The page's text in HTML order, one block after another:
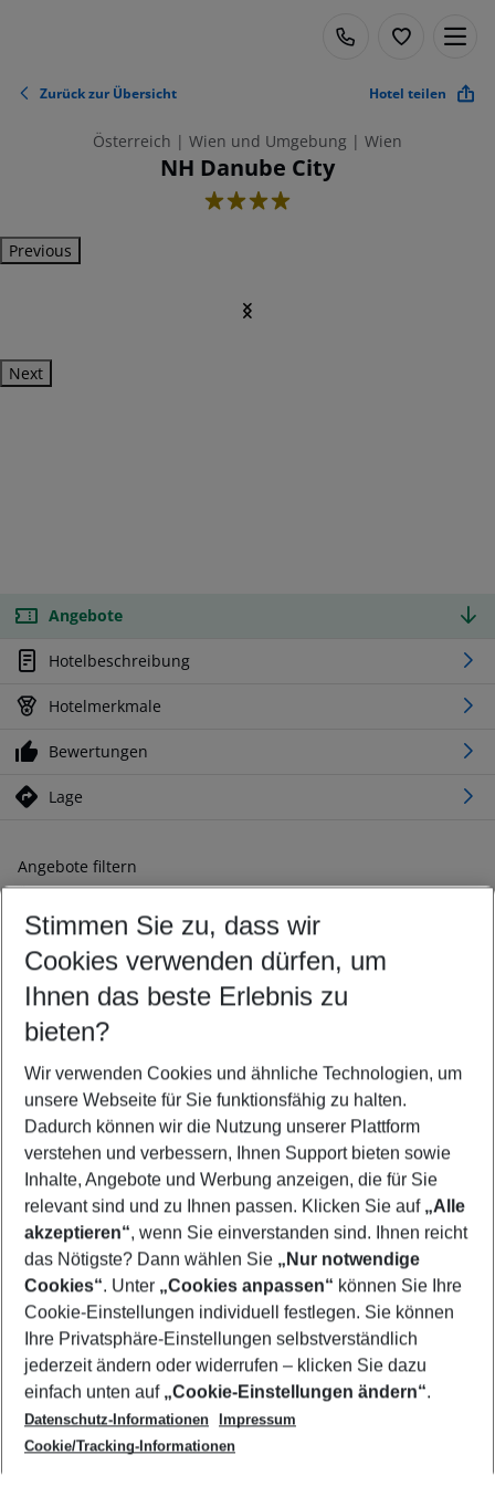
Zurück zur Übersicht Hotel teilen
Österreich | Wien und Umgebung | Wien
NH Danube City
4
Previous
Next
Angebote
Hotelbeschreibung
Hotelmerkmale
Bewertungen
Lage
Angebote filtern
Ändern Sie Ihre Kriterien nach Ihren Wünschen
Abflughafen wählen
Beliebiger Abflughafen
Reisezeitraum wählen
08.08.26– 06.08.27 5-8 Nächte
2 Erwachsene Keine Kinder
Mehr Filter anzeigen
Footer
Footer navigation
Über uns
AGB
Cookie-Einstellungen ändern
Cookie-Richtlinie
Datenschutz
Service & Hilfe
Barrierefreies Reisen
Check-in
Folgen Sie uns
Stimmen Sie zu, dass wir
Cookies verwenden dürfen, um
Ihnen das beste Erlebnis zu
bieten?
Wir verwenden Cookies und ähnliche Technologien, um
unsere Webseite für Sie funktionsfähig zu halten.
Dadurch können wir die Nutzung unserer Plattform
verstehen und verbessern, Ihnen Support bieten sowie
Inhalte, Angebote und Werbung anzeigen, die für Sie
relevant sind und zu Ihnen passen. Klicken Sie auf „Alle
akzeptieren“, wenn Sie einverstanden sind. Ihnen reicht
das Nötigste? Dann wählen Sie „Nur notwendige
Cookies“. Unter „Cookies anpassen“ können Sie Ihre
Cookie-Einstellungen individuell festlegen. Sie können
Ihre Privatsphäre-Einstellungen selbstverständlich
jederzeit ändern oder widerrufen – klicken Sie dazu
einfach unten auf „Cookie-Einstellungen ändern“.
Datenschutz-Informationen
Impressum
Cookie/Tracking-Informationen